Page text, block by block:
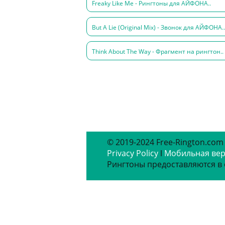
Freaky Like Me - Рингтоны для АЙФОНА..
But A Lie (Original Mix) - Звонок для АЙФОНА..
Think About The Way - Фрагмент на рингтон..
© 2019-2024 Free-
Privacy Policy ǀ Мобильная
Рингтоны предоставляются